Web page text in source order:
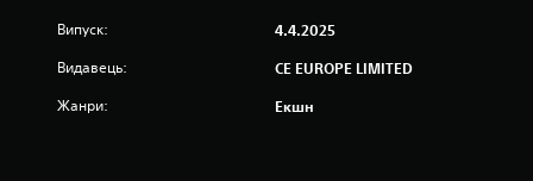
Випуск: 4.4.2025
Видавець: CE EUROPE LIMITED
Жанри: Екшн